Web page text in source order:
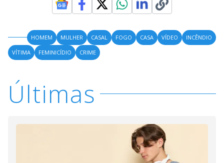
HOMEM MULHER CASAL FOGO CASA VÍDEO
INCÊNDIO
VÍTIMA
FEMINICÍDIO CRIME
Últimas